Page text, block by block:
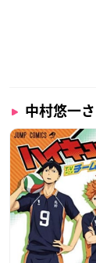
中村悠一